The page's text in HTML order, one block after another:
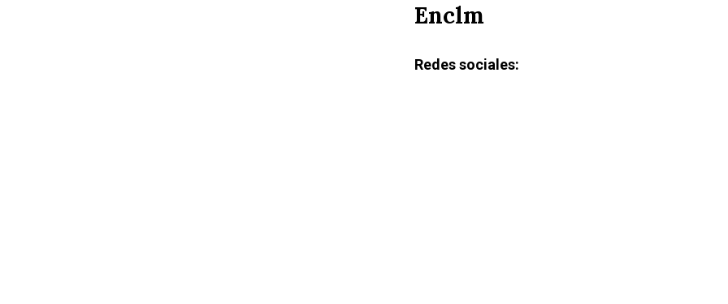
Enclm
Redes sociales: